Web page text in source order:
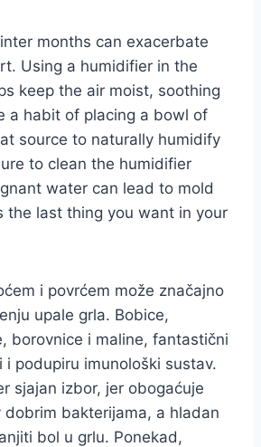
months can exacerbate
Using a humidifier in the
keep the air moist, soothing
a habit of placing a bowl of
source to naturally humidify
to clean the humidifier
water can lead to mold
the last thing you want in your
i povrćem može značajno
upale grla. Bobice,
borovnice i maline, fantastični
i podupiru imunološki sustav.
sjajan izbor, jer obogaćuje
dobrim bakterijama, a hladan
bol u grlu. Ponekad,